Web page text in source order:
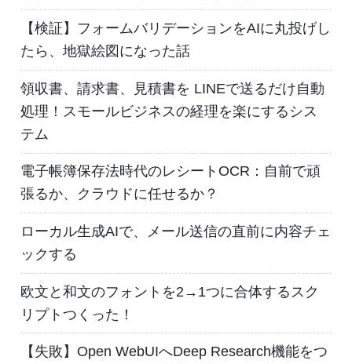
【検証】フォームバリデーションをAIに丸投げし
たら、地獄絵図になった話
領収書、請求書、見積書を LINEで送るだけ自動
処理！スモールビジネスの経理を楽にするシス
テム
電子帳簿保存法時代のレシートOCR：自前で頑
張るか、クラウドに任せるか？
ローカル生成AIで、メール送信の直前に内容チェ
ックする
欧文と和文のフォントを2→1つに合体するスク
リプトつくった！
【失敗】Open WebUIへDeep Research機能をつ